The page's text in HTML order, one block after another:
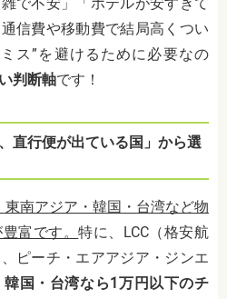
信費や移動費で結局高くつい
ス”を避けるために必要なの
判断軸です！
直行便が出ている国」から選
南アジア・韓国・台湾など物
富です。特に、LCC（格安航
ピーチ・エアアジア・ジンエ
韓国・台湾なら1万円以下のチ